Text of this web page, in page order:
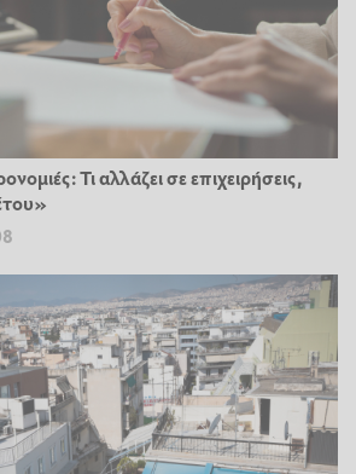
Τι αλλάζει σε επιχειρήσεις,